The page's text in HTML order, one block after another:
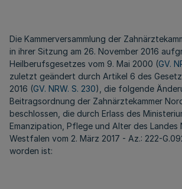
Die Kammerversammlung der
in ihrer Sitzung am 26. November 2016
Heilberufsgesetzes vom 9. Mai 2000 (GV.
zuletzt geändert durch Artikel 6 des
2016 (GV. NRW. S. 230), die folgende
Beitragsordnung der Zahnärztekammer
beschlossen, die durch Erlass des
Emanzipation, Pflege und Alter des Landes
Westfalen vom 2. März 2017 - Az.: 222-
worden ist: